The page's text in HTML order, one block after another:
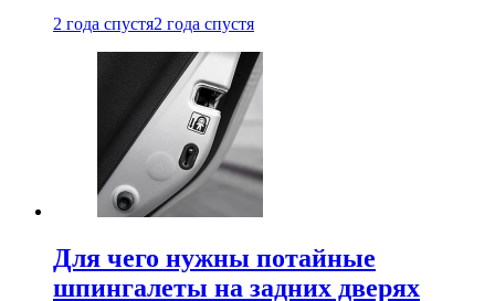
2 года спустя2 года спустя
Для чего нужны потайные
шпингалеты на задних дверях